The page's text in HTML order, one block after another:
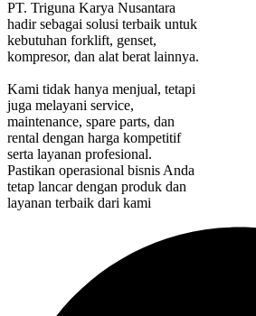
PT. Triguna Karya Nusantara
hadir sebagai solusi terbaik untuk
kebutuhan forklift, genset,
kompresor, dan alat berat lainnya.
Kami tidak hanya menjual, tetapi
juga melayani service,
maintenance, spare parts, dan
rental dengan harga kompetitif
serta layanan profesional.
Pastikan operasional bisnis Anda
tetap lancar dengan produk dan
layanan terbaik dari kami